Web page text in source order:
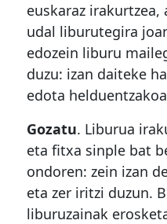
euskaraz
udal liburutegira
edozein liburu
duzu: izan daiteke
edota
Gozatu. Liburua
eta fitxa sinple bat
ondoren: zein izan
eta zer iritzi duzun.
liburuzainak